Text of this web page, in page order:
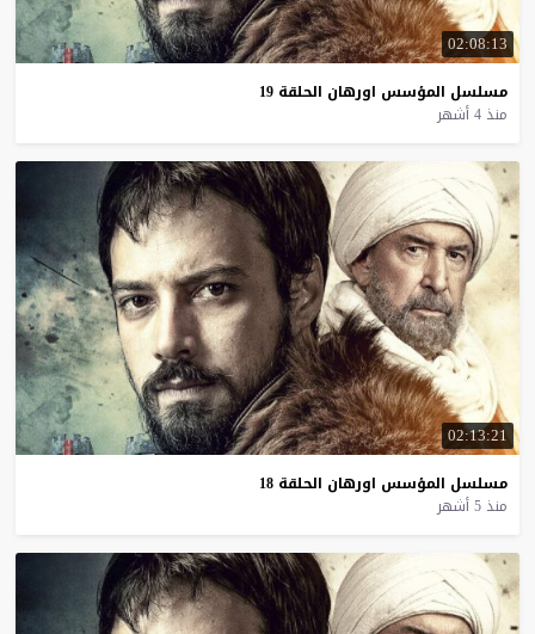
02:08:13
مسلسل المؤسس اورهان الحلقة 19
منذ 4 أشهر
02:13:21
مسلسل المؤسس اورهان الحلقة 18
منذ 5 أشهر